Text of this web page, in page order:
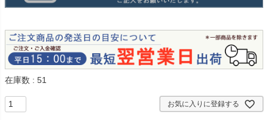
在庫数 51
お気に入りに登録する